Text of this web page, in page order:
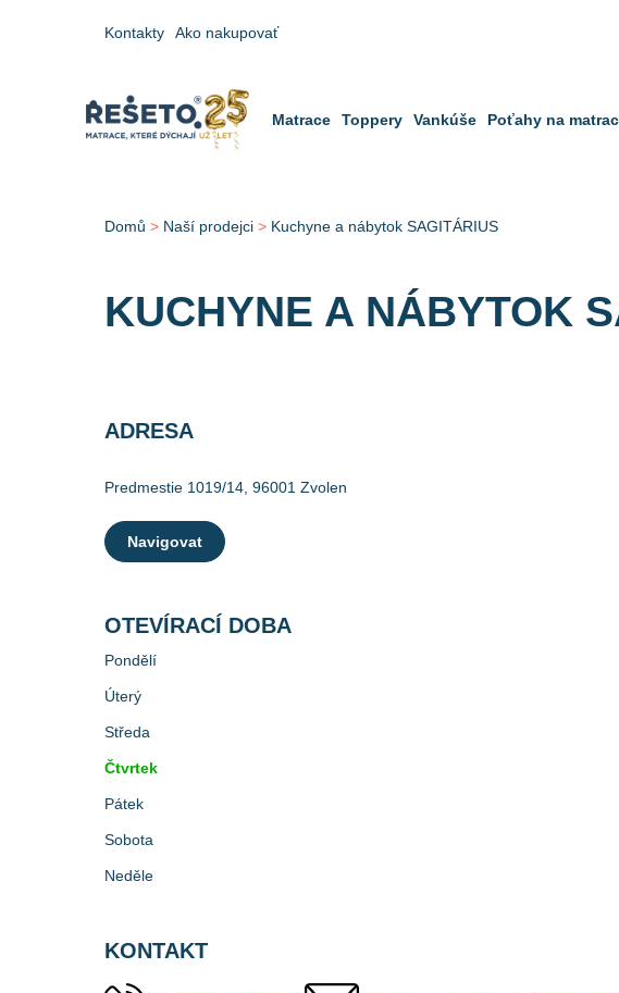
Kontakty Ako nakupovať
Matrace Toppery Vankúše Poťahy na
Domů > Naší prodejci > Kuchyne a nábytok SAGITÁRIUS
KUCHYNE A NÁBYTOK
ADRESA
Predmestie 1019/14, 96001 Zvolen
Navigovat
OTEVÍRACÍ DOBA
Pondělí
Úterý
Středa
Čtvrtek
Pátek
Sobota
Neděle
KONTAKT